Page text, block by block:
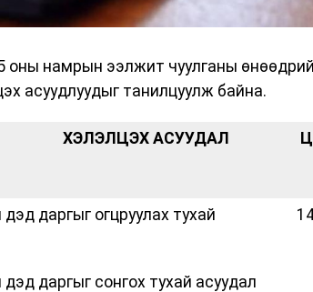
оны намрын ээлжит чуулганы
асуудлуудыг танилцуулж байна.
ХЭЛЭЛЦЭХ АСУУДАЛ
даргыг огцруулах тухай
даргыг сонгох тухай асуудал